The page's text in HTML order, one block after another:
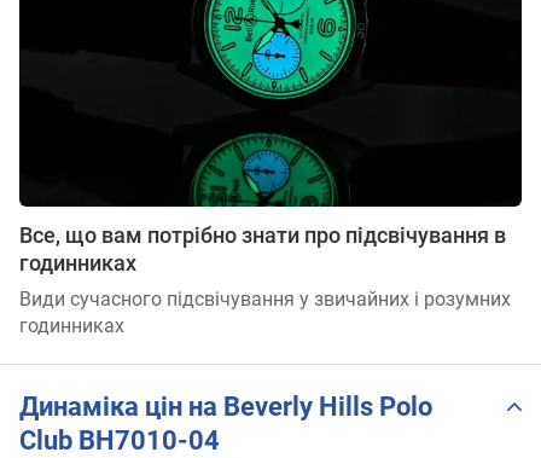
Все, що вам потрібно знати про підсвічування в
годинниках
Види сучасного підсвічування у звичайних і розумних
годинниках
Динаміка цін на Beverly Hills Polo
Club BH7010-04